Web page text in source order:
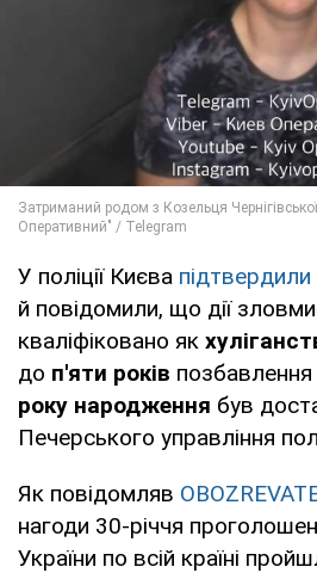
У поліції Києва підтвердили
й повідомили, що дії
кваліфіковано як
до п'яти років позбавлення
року народження був
Печерського управління
Як повідомляв
нагоди 30-річчя
України по всій країні